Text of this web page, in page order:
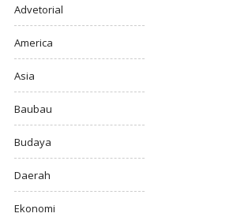
Advetorial
America
Asia
Baubau
Budaya
Daerah
Ekonomi